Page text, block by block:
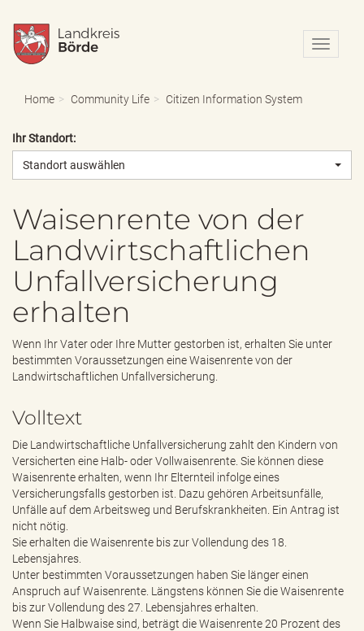
N
a
o
b
Home Community Life Citizen Information System
Ihr Standort:
Standort auswählen
Waisenrente von der
Landwirtschaftlichen
Unfallversicherung
erhalten
Wenn Ihr Vater oder Ihre Mutter gestorben ist, erhalten Sie unter
bestimmten Voraussetzungen eine Waisenrente von der
Landwirtschaftlichen Unfallversicherung.
Volltext
Die Landwirtschaftliche Unfallversicherung zahlt den Kindern von
Versicherten eine Halb- oder Vollwaisenrente. Sie können diese
Waisenrente erhalten, wenn Ihr Elternteil infolge eines
Versicherungsfalls gestorben ist. Dazu gehören Arbeitsunfälle,
Unfälle auf dem Arbeitsweg und Berufskrankheiten. Ein Antrag ist
nicht nötig.
Sie erhalten die Waisenrente bis zur Vollendung des 18.
Lebensjahres.
Unter bestimmten Voraussetzungen haben Sie länger einen
Anspruch auf Waisenrente. Längstens können Sie die Waisenrente
bis zur Vollendung des 27. Lebensjahres erhalten.
Wenn Sie Halbwaise sind, beträgt die Waisenrente 20 Prozent des